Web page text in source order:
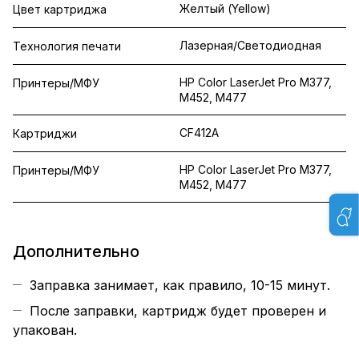
Цвет картриджа Желтый (Yellow)
Технология печати Лазерная/Светодиодная
Принтеры/МФУ
HP Color LaserJet Pro M377,
M452, M477
Картриджи CF412A
Принтеры/МФУ
HP Color LaserJet Pro M377,
M452, M477
Дополнительно
Заправка занимает, как правило, 10-15 минут.
После заправки, картридж будет проверен и
упакован.